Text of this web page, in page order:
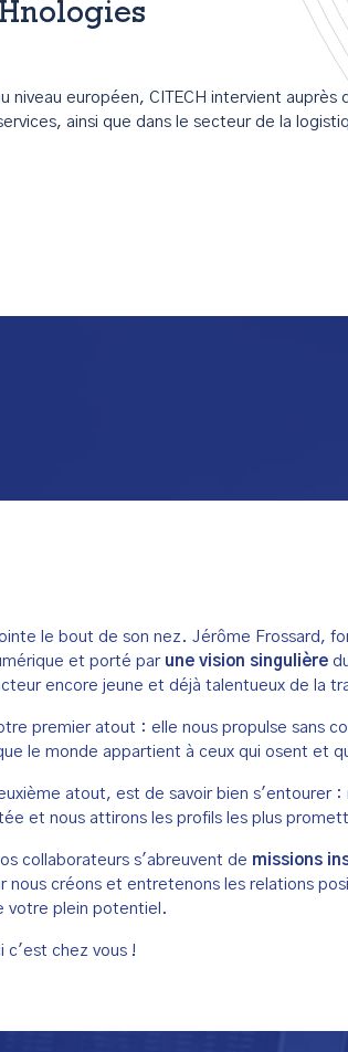
niveau européen, CITECH intervient
ainsi que dans le secteur de la
le bout de son nez. Jérôme Frossard,
et porté par une vision singulière
encore jeune et déjà talentueux de la
premier atout : elle nous propulse sans
le monde appartient à ceux qui osent et
atout, est de savoir bien s'entourer :
et nous attirons les profils les plus
collaborateurs s'abreuvent de missions
nous créons et entretenons les relations
votre plein potentiel.
c'est chez vous !